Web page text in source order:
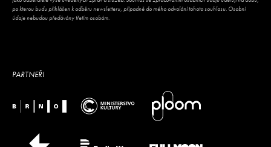
po kterou budu přihlášen k odběru newsletteru, případně do mého odvolání tohoto souhlasu. Osobní
údaje nebudou předávány třetím osobám.
PARTNEŘI